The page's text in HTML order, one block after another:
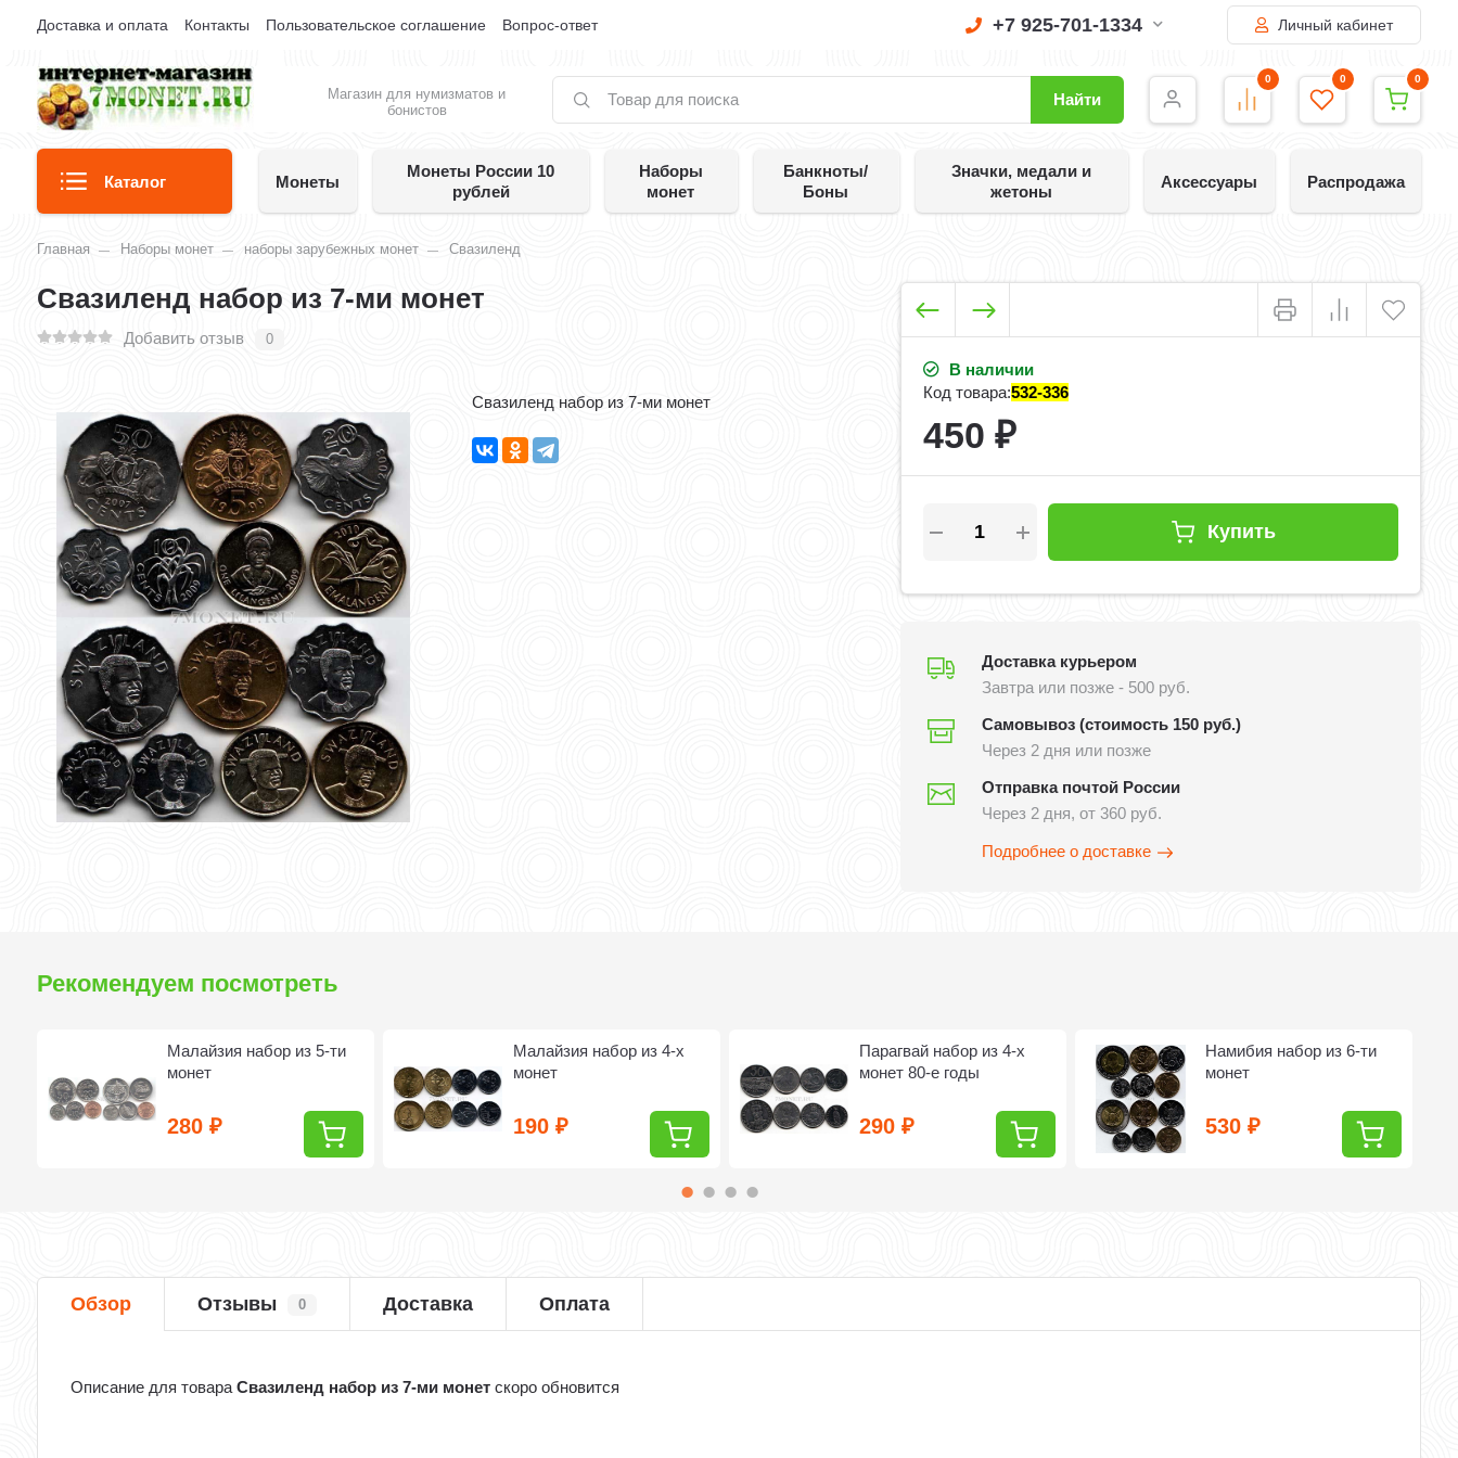
Доставка и оплата Контакты Пользовательское соглашение Вопрос-ответ +7 925-701-1334 Личный кабинет
Магазин для нумизматов и
бонистов
Найти
0 0 0
Каталог Монеты
Монеты России 10
рублей
Наборы
монет
Банкноты/
Боны
Значки, медали и
жетоны
Аксессуары Распродажа
Главная Наборы монет наборы зарубежных монет Свазиленд
Свазиленд набор из 7-ми монет
Добавить отзыв 0
Свазиленд набор из 7-ми монет
В наличии
Код товара:532-336
450 ₽
Купить
Доставка курьером
Завтра или позже - 500 руб.
Самовывоз (стоимость 150 руб.)
Через 2 дня или позже
Отправка почтой России
Через 2 дня, от 360 руб.
Подробнее о доставке
Рекомендуем посмотреть
Малайзия набор из 5-ти
монет
280₽
Малайзия набор из 4-х
монет
190₽
Парагвай набор из 4-х
монет 80-е годы
290₽
Намибия набор из 6-ти
монет
530₽
Обзор Отзывы 0 Доставка Оплата
Описание для товараСвазиленд набор из 7-ми монет скоро обновится